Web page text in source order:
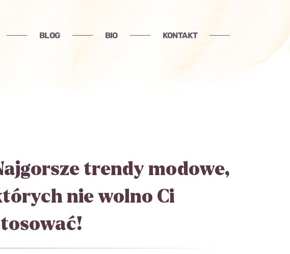
BLOG BIO KONTAKT
trendy modowe,
nie wolno Ci